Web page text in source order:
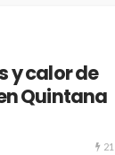
y calor de
Quintana
21